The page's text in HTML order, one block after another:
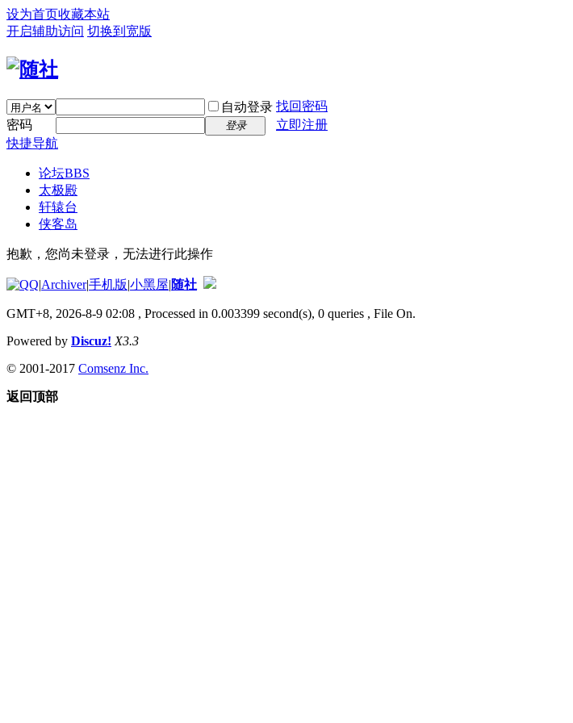
设为首页收藏本站
开启辅助访问 切换到宽版
自动登录 找回密码
密码
登录
立即注册
快捷导航
论坛BBS
太极殿
轩辕台
侠客岛
抱歉，您尚未登录，无法进行此操作
|Archiver|手机版|小黑屋|随社
GMT+8, 2026-8-9 02:08 , Processed in 0.003399 second(s), 0 queries , File On.
Powered by Discuz! X3.3
© 2001-2017 Comsenz Inc.
返回顶部